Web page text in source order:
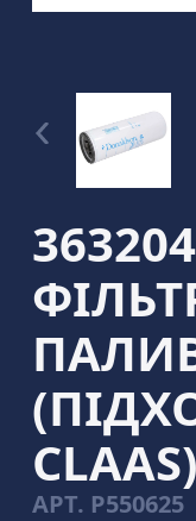
CLAAS)
АРТ. P550625